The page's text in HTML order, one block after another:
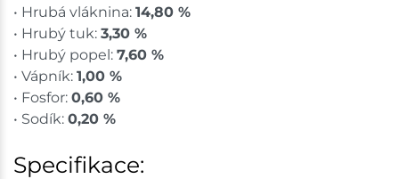
• Hrubá vláknina: 14,80 %
• Hrubý tuk: 3,30 %
• Hrubý popel: 7,60 %
• Vápník: 1,00 %
• Fosfor: 0,60 %
• Sodík: 0,20 %
Specifikace: